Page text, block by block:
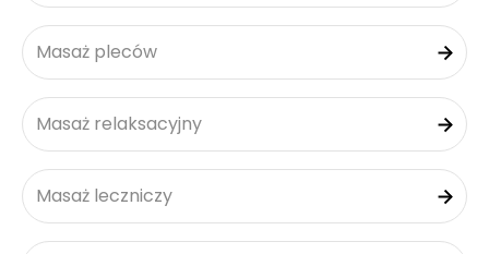
Masaż pleców
Masaż relaksacyjny
Masaż leczniczy